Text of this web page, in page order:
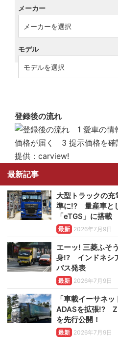
メーカー
モデル
登録後の流れ
提供：carview!
最新記事
大型トラックの
準に!? 量産車と
「eTGS」に搭載
最新 2026年7月9日
エーッ! 三菱ふそ
身!? インドネシ
バス発表
最新 2026年7月9日
「車載イーサネ
ADASを拡張!?
を先行公開！
最新 2026年7月9日